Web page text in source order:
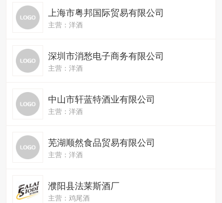
上海市粤邦国际贸易有限公司
主营：洋酒
深圳市消愁电子商务有限公司
主营：洋酒
中山市轩蓝特酒业有限公司
主营：洋酒
芜湖顺然食品贸易有限公司
主营：洋酒
濮阳县法莱斯酒厂
主营：鸡尾酒